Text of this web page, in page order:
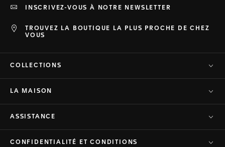
TROUVEZ LA BOUTIQUE LA PLUS PROCHE DE CHEZ
VOUS
INSCRIVEZ-VOUS À NOTRE NEWSLETTER
COLLECTIONS
LA MAISON
ASSISTANCE
CONFIDENTIALITÉ ET CONDITIONS